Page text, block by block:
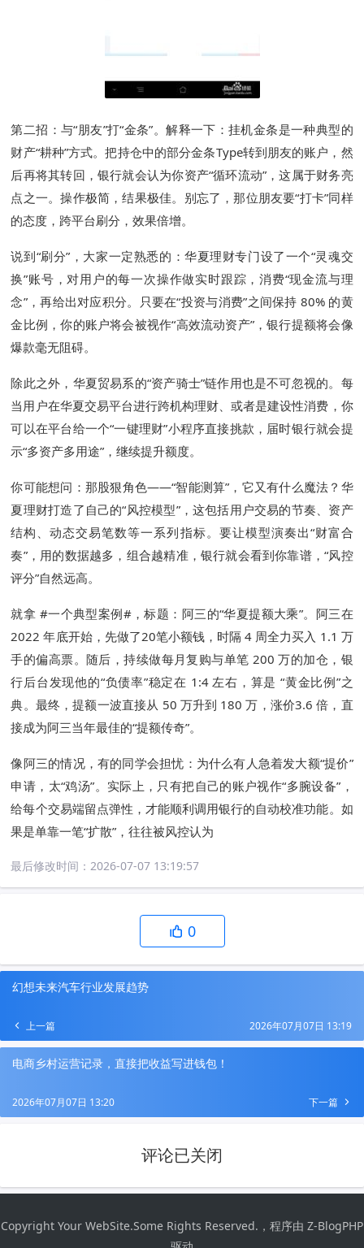
第二招：与“朋友”打“金条”。解释一下：挂机金条是一种典型的
财产“耕种”方式。把持仓中的部分金条Type转到朋友的账户，然
后再将其转回，银行就会认为你资产“循环流动”，这属于财务亮
点之一。操作极简，结果极佳。别忘了，那位朋友要“打卡”同样
的态度，跨平台刷分，效果倍增。
说到“刷分”，大家一定熟悉的：华夏理财专门设了一个“灵魂交
换”账号，对用户的每一次操作做实时跟踪，消费“现金流与理
念”，再给出对应积分。只要在“投资与消费”之间保持 80% 的黄
金比例，你的账户将会被视作“高效流动资产”，银行提额将会像
爆款毫无阻碍。
除此之外，华夏贸易系的“资产骑士”链作用也是不可忽视的。每
当用户在华夏交易平台进行跨机构理财、或者是建设性消费，你
可以在平台给一个“一键理财”小程序直接挑款，届时银行就会提
示“多资产多用途”，继续提升额度。
你可能想问：那股狠角色——“智能测算”，它又有什么魔法？华
夏理财打造了自己的“风控模型”，这包括用户交易的节奏、资产
结构、动态交易笔数等一系列指标。要让模型演奏出“财富合
奏”，用的数据越多，组合越精准，银行就会看到你靠谱，“风控
评分”自然远高。
就拿 #一个典型案例#，标题：阿三的“华夏提额大乘”。阿三在
2022 年底开始，先做了20笔小额钱，时隔 4 周全力买入 1.1 万
手的偏高票。随后，持续做每月复购与单笔 200 万的加仓，银
行后台发现他的“负债率”稳定在 1:4 左右，算是 “黄金比例”之
典。最终，提额一波直接从 50 万升到 180 万，涨价3.6 倍，直
接成为阿三当年最佳的“提额传奇”。
像阿三的情况，有的同学会担忧：为什么有人急着发大额“提价”
申请，太“鸡汤”。实际上，只有把自己的账户视作“多腕设备”，
给每个交易端留点弹性，才能顺利调用银行的自动校准功能。如
果是单靠一笔“扩散”，往往被风控认为
最后修改时间：2026-07-07 13:19:57
0
幻想未来汽车行业发展趋势
上一篇 2026年07月07日 13:19
电商乡村运营记录，直接把收益写进钱包！
下一篇
2026年07月07日 13:20
评论已关闭
Copyright Your WebSite.Some Rights Reserved.，程序由 Z-BlogPHP